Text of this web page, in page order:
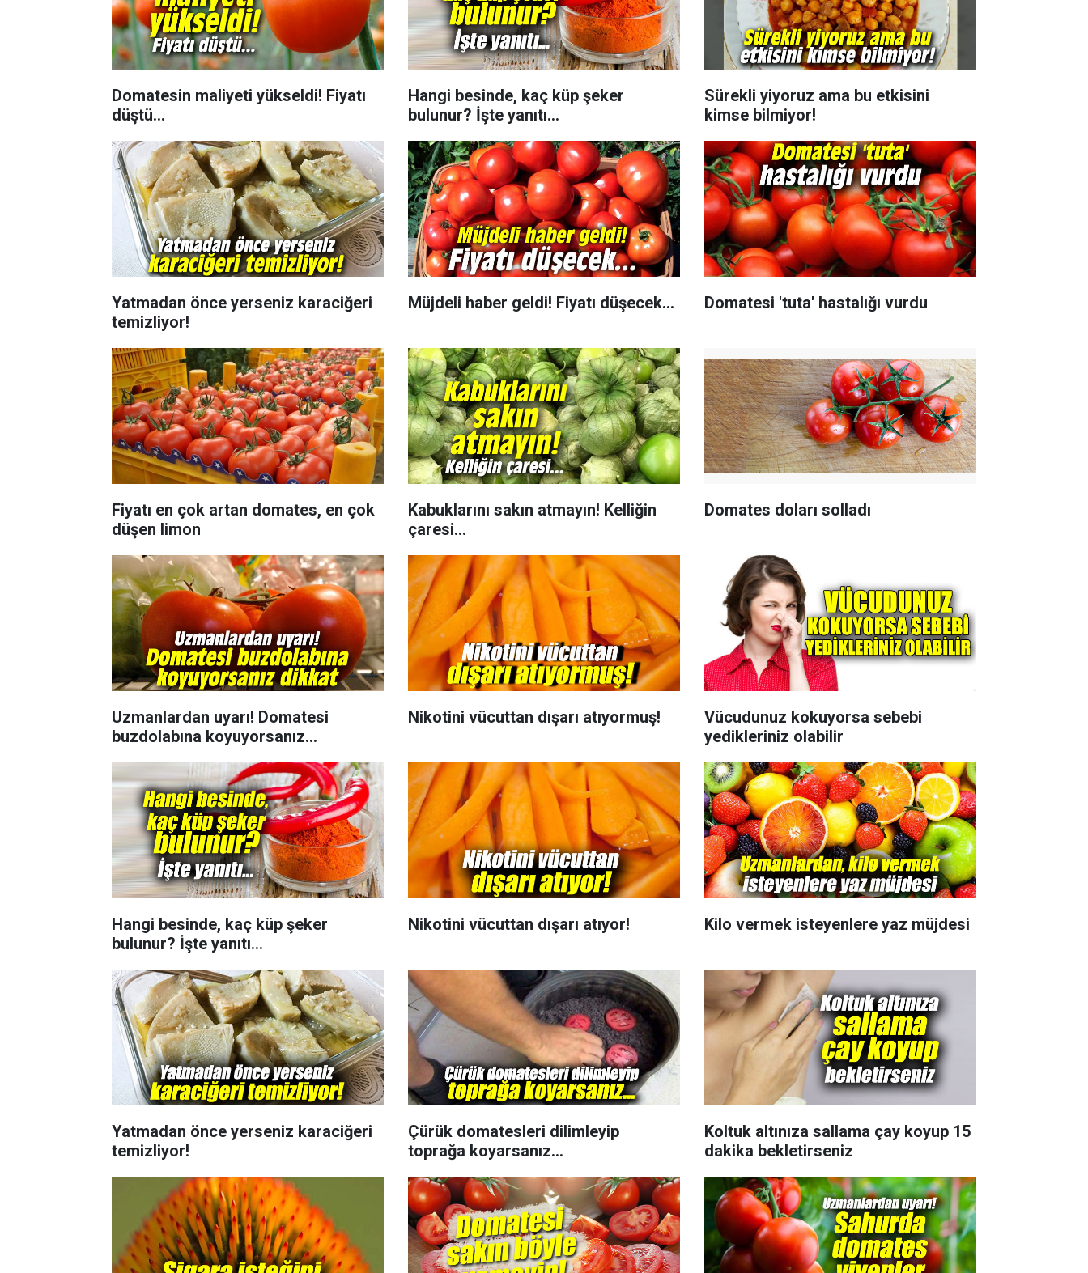
Domatesin maliyeti yükseldi! Fiyatı
düştü...
Hangi besinde, kaç küp şeker
bulunur? İşte yanıtı...
Sürekli yiyoruz ama bu etkisini
kimse bilmiyor!
Yatmadan önce yerseniz karaciğeri
temizliyor!
Müjdeli haber geldi! Fiyatı düşecek... Domatesi 'tuta' hastalığı vurdu
Fiyatı en çok artan domates, en çok
düşen limon
Kabuklarını sakın atmayın! Kelliğin
çaresi...
Domates doları solladı
Uzmanlardan uyarı! Domatesi
buzdolabına koyuyorsanız...
Nikotini vücuttan dışarı atıyormuş!
Vücudunuz kokuyorsa sebebi
yedikleriniz olabilir
Hangi besinde, kaç küp şeker
bulunur? İşte yanıtı...
Nikotini vücuttan dışarı atıyor! Kilo vermek isteyenlere yaz müjdesi
Yatmadan önce yerseniz karaciğeri
temizliyor!
Çürük domatesleri dilimleyip
toprağa koyarsanız...
Koltuk altınıza sallama çay koyup 15
dakika bekletirseniz